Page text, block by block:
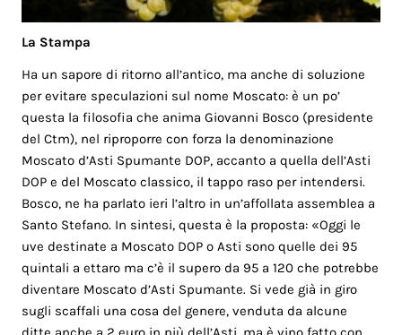
La Stampa
Ha un sapore di ritorno all’antico, ma anche di soluzione
per evitare speculazioni sul nome Moscato: è un po’
questa la filosofia che anima Giovanni Bosco (presidente
del Ctm), nel riproporre con forza la denominazione
Moscato d’Asti Spumante DOP, accanto a quella dell’Asti
DOP e del Moscato classico, il tappo raso per intendersi.
Bosco, ne ha parlato ieri l’altro in un’affollata assemblea a
Santo Stefano. In sintesi, questa è la proposta: «Oggi le
uve destinate a Moscato DOP o Asti sono quelle dei 95
quintali a ettaro ma c’è il supero da 95 a 120 che potrebbe
diventare Moscato d’Asti Spumante. Si vede già in giro
sugli scaffali una cosa del genere, venduta da alcune